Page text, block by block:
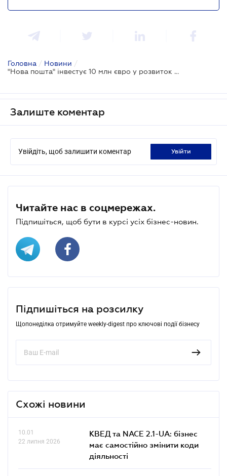
Головна / Новини /
"Нова пошта" інвестує 10 млн євро у розвиток свого бізнесу у 30-ти країнах Європи
Залиште коментар
Увійдіть, щоб залишити коментар увійти
Читайте нас в соцмережах.
Підпишіться, щоб бути в курсі усіх бізнес-новин.
Підпишіться на розсилку
Щопонеділка отримуйте weekly-digest про ключові події бізнесу
Схожі новини
10.01
22 липня 2026
КВЕД та NACE 2.1-UA: бізнес
має самостійно змінити коди
діяльності